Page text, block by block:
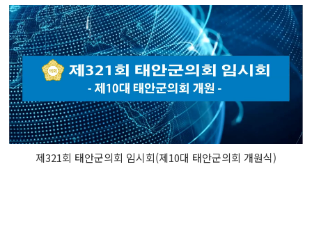
제321회 태안군의회 임시회(제10대 태안군의회 개원식)